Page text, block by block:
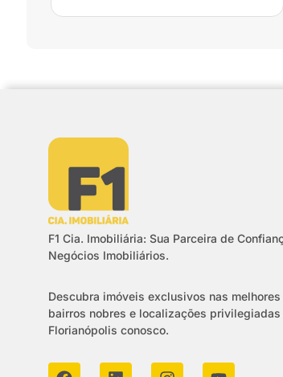
F1 Cia. Imobiliária: Sua Parceira de
Negócios Imobiliários.
Descubra imóveis exclusivos nas
bairros nobres e localizações privilegiadas
Florianópolis conosco.